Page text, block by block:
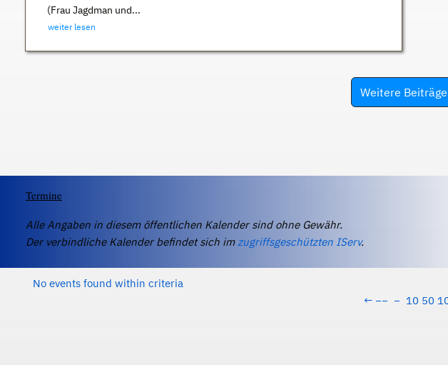
(Frau Jagdman und...
weiter lesen
Weitere
Termine
Alle Angaben in diesem öffentlichen Kalender sind ohne Gewähr.
Der verbindliche Kalender befindet sich imzugriffsgeschützten IServ.
No events found within criteria
← −− − 10 50